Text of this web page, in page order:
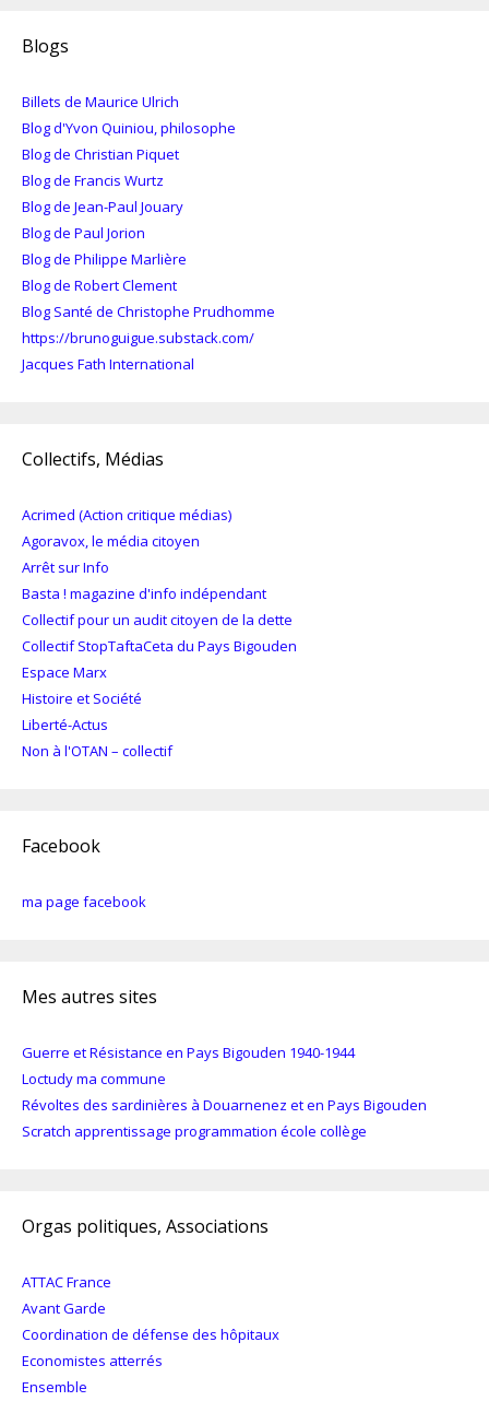
Blogs
Billets de Maurice Ulrich
Blog d'Yvon Quiniou, philosophe
Blog de Christian Piquet
Blog de Francis Wurtz
Blog de Jean-Paul Jouary
Blog de Paul Jorion
Blog de Philippe Marlière
Blog de Robert Clement
Blog Santé de Christophe Prudhomme
https://brunoguigue.substack.com/
Jacques Fath International
Collectifs, Médias
Acrimed (Action critique médias)
Agoravox, le média citoyen
Arrêt sur Info
Basta ! magazine d'info indépendant
Collectif pour un audit citoyen de la dette
Collectif StopTaftaCeta du Pays Bigouden
Espace Marx
Histoire et Société
Liberté-Actus
Non à l'OTAN – collectif
Facebook
ma page facebook
Mes autres sites
Guerre et Résistance en Pays Bigouden 1940-1944
Loctudy ma commune
Révoltes des sardinières à Douarnenez et en Pays Bigouden
Scratch apprentissage programmation école collège
Orgas politiques, Associations
ATTAC France
Avant Garde
Coordination de défense des hôpitaux
Economistes atterrés
Ensemble